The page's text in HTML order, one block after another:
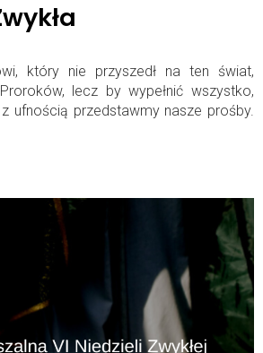
który nie przyszedł na ten świat,
lecz by wypełnić wszystko,
ufnością przedstawmy nasze prośby.